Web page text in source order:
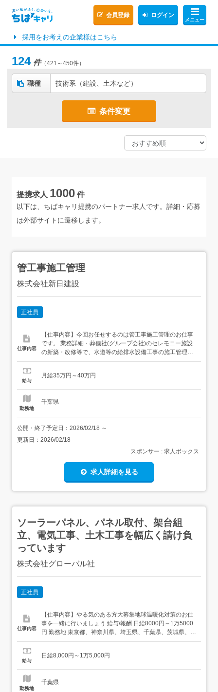
メニュー
会員登録 ログイン
採用をお考えの企業様はこちら
124 件（421～450件）
職種 技術系（建設、土木など）
条件変更
提携求人 1000 件
以下は、ちばキャリ提携のパートナー求人です。詳細・応募
は外部サイトに遷移します。
管工事施工管理
株式会社新日建設
正社員
仕事内容
【仕事内容】今回お任せするのは管工事施工管理のお仕事
です。 業務詳細・葬儀社(グループ会社)のセレモニー施設
の新築・改修等で、水道等の給排水設備工事の施工管理と
してご活躍頂きます・品質、安全、原価、工程、環境管
級管工事施工管理技士普通一種<歓迎資格>1級管工事施工
給与
月給35万円～40万円
勤務地
千葉県
公開・終了予定日： 2026/02/18 ～
更新日： 2026/02/18
スポンサー : 求人ボックス
求人詳細を見る
ソーラーパネル、パネル取付、架台組
立、電気工事、土木工事を幅広く請け負
っています
株式会社グローバル社
正社員
仕事内容
【仕事内容】やる気のある方大募集地球温暖化対策のお仕
事を一緒に行いましょう 給与/報酬 日給8000円～1万5000
円 勤務地 東京都、神奈川県、埼玉県、千葉県、茨城県、栃
木県、群馬県など 各現場(関東を中心に全国)未経験歓迎/経
も丁寧に教えます。ソーラーパネル、パネル取付、架台組
給与
日給8,000円～1万5,000円
勤務地
千葉県